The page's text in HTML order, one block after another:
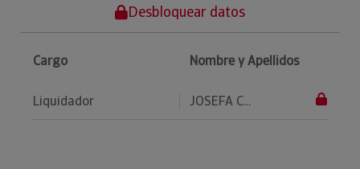
Desbloquear datos
Cargo Nombre y Apellidos
Liquidador JOSEFA C...